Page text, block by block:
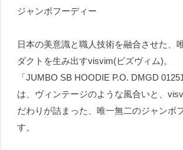
ジャンボフーディー
日本の美意識と職人技術を融合させた、
ダクトを生み出すvisvim(ビズヴィム)。
「JUMBO SB HOODIE P.O. DMGD
は、ヴィンテージのような風合いと、
だわりが詰まった、唯一無二のジャンボ
す。